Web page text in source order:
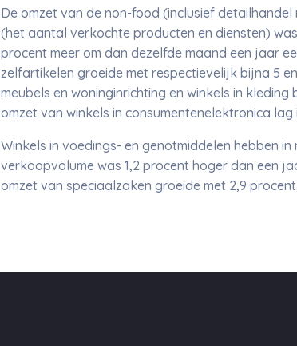
De omzet van de non-food (inclusief
(het aantal verkochte producten en diensten)
procent meer om dan dezelfde maand een jaar
zelfartikelen groeide met respectievelijk bijna 5
meubels en woninginrichting en winkels in
omzet van winkels in consumentenelektronica
Winkels in voedings- en genotmiddelen hebben
verkoopvolume was 1,2 procent hoger dan een
omzet van speciaalzaken groeide met 2,9 procent.